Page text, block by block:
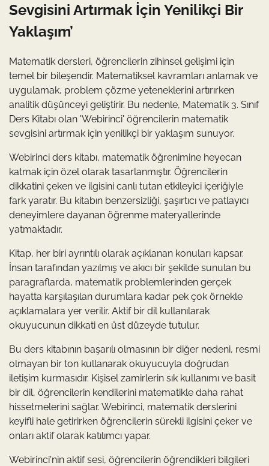
Sevgisini Artırmak İçin Yenilikçi Bir
Yaklaşım’
Matematik dersleri, öğrencilerin zihinsel gelişimi için
temel bir bileşendir. Matematiksel kavramları anlamak ve
uygulamak, problem çözme yeteneklerini artırırken
analitik düşünceyi geliştirir. Bu nedenle, Matematik 3. Sınıf
Ders Kitabı olan 'Webirinci' öğrencilerin matematik
sevgisini artırmak için yenilikçi bir yaklaşım sunuyor.
Webirinci ders kitabı, matematik öğrenimine heyecan
katmak için özel olarak tasarlanmıştır. Öğrencilerin
dikkatini çeken ve ilgisini canlı tutan etkileyici içeriğiyle
fark yaratır. Bu kitabın benzersizliği, şaşırtıcı ve patlayıcı
deneyimlere dayanan öğrenme materyallerinde
yatmaktadır.
Kitap, her biri ayrıntılı olarak açıklanan konuları kapsar.
İnsan tarafından yazılmış ve akıcı bir şekilde sunulan bu
paragraflarda, matematik problemlerinden gerçek
hayatta karşılaşılan durumlara kadar pek çok örnekle
açıklamalara yer verilir. Aktif bir dil kullanılarak
okuyucunun dikkati en üst düzeyde tutulur.
Bu ders kitabının başarılı olmasının bir diğer nedeni, resmi
olmayan bir ton kullanarak okuyucuyla doğrudan
iletişim kurmasıdır. Kişisel zamirlerin sık kullanımı ve basit
bir dil, öğrencilerin kendilerini matematikle daha rahat
hissetmelerini sağlar. Webirinci, matematik derslerini
keyifli hale getirirken öğrencilerin sürekli ilgisini çeker ve
onları aktif olarak katılımcı yapar.
Webirinci'nin aktif sesi, öğrencilerin öğrendikleri bilgileri